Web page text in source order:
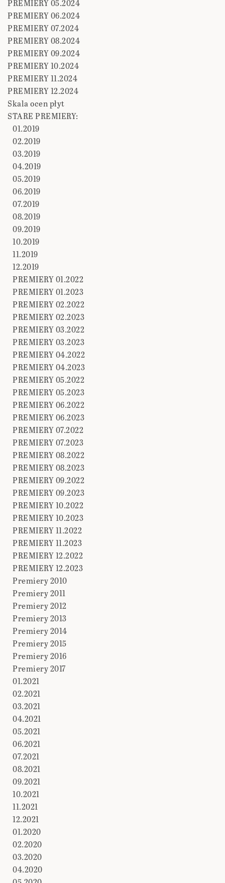
PREMIERY 05.2024
PREMIERY 06.2024
PREMIERY 07.2024
PREMIERY 08.2024
PREMIERY 09.2024
PREMIERY 10.2024
PREMIERY 11.2024
PREMIERY 12.2024
Skala ocen płyt
STARE PREMIERY:
01.2019
02.2019
03.2019
04.2019
05.2019
06.2019
07.2019
08.2019
09.2019
10.2019
11.2019
12.2019
PREMIERY 01.2022
PREMIERY 01.2023
PREMIERY 02.2022
PREMIERY 02.2023
PREMIERY 03.2022
PREMIERY 03.2023
PREMIERY 04.2022
PREMIERY 04.2023
PREMIERY 05.2022
PREMIERY 05.2023
PREMIERY 06.2022
PREMIERY 06.2023
PREMIERY 07.2022
PREMIERY 07.2023
PREMIERY 08.2022
PREMIERY 08.2023
PREMIERY 09.2022
PREMIERY 09.2023
PREMIERY 10.2022
PREMIERY 10.2023
PREMIERY 11.2022
PREMIERY 11.2023
PREMIERY 12.2022
PREMIERY 12.2023
Premiery 2010
Premiery 2011
Premiery 2012
Premiery 2013
Premiery 2014
Premiery 2015
Premiery 2016
Premiery 2017
01.2021
02.2021
03.2021
04.2021
05.2021
06.2021
07.2021
08.2021
09.2021
10.2021
11.2021
12.2021
01.2020
02.2020
03.2020
04.2020